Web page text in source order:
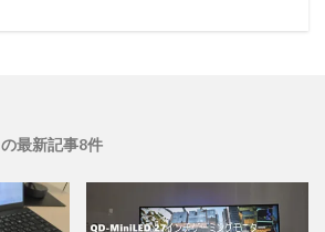
の最新記事8件